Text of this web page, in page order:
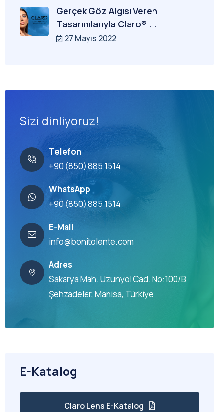
Gerçek Göz Algısı Veren
Tasarımlarıyla Claro® ...
27 Mayıs 2022
Sizi dinliyoruz!
Telefon
+90 (850) 885 1514
WhatsApp
+90 (850) 885 1514
E-Mail
info@bonitolente.com
Adres
Sakarya Mah. Uzunyol Cad. No:100/B
Şehzadeler, Manisa, Türkiye
E-Katalog
Claro Lens E-Katalog